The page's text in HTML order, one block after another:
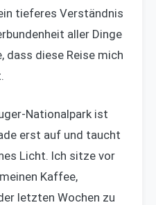
tieferes Verständnis
aller Dinge
dass diese Reise mich
Nationalpark ist
erst auf und taucht
Licht. Ich sitze vor
Kaffee,
letzten Wochen zu